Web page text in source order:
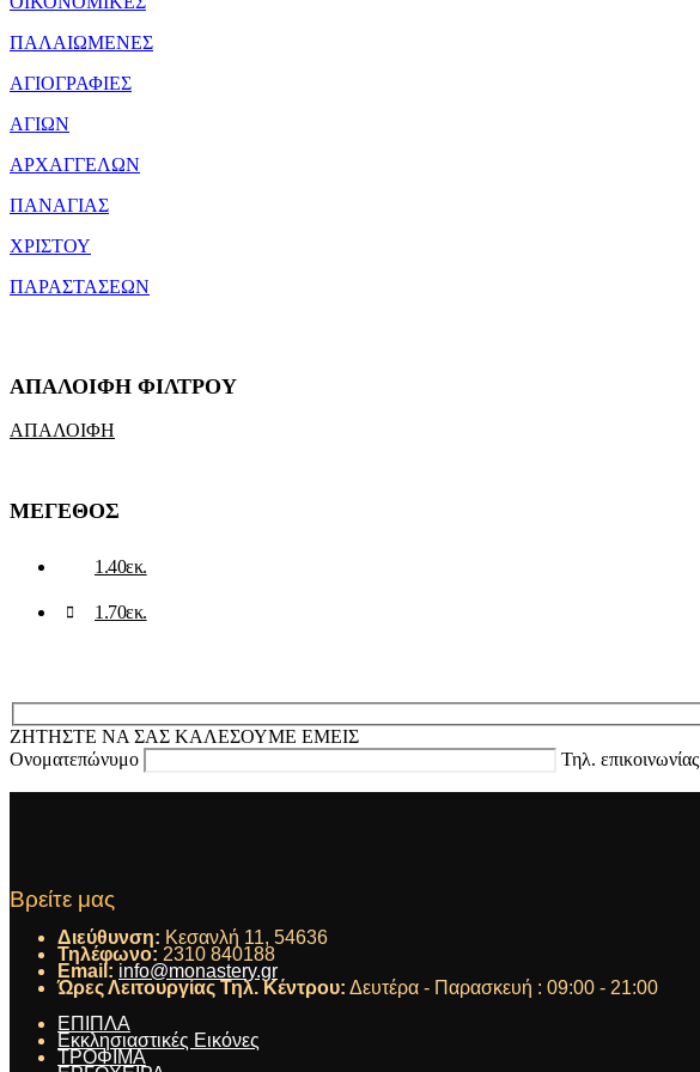
ΠΑΛΑΙΩΜΕΝΕΣ
ΑΓΙΟΓΡΑΦΙΕΣ
ΑΓΙΩΝ
ΑΡΧΑΓΓΕΛΩΝ
ΠΑΝΑΓΙΑΣ
ΧΡΙΣΤΟΥ
ΠΑΡΑΣΤΑΣΕΩΝ
ΑΠΑΛΟΙΦΗ ΦΙΛΤΡΟΥ
ΑΠΑΛΟΙΦΗ
ΜΕΓΕΘΟΣ
1.40εκ.
1.70εκ.
ΖΗΤΗΣΤΕ ΝΑ ΣΑΣ ΚΑΛΕΣΟΥΜΕ ΕΜΕΙΣ
Ονοματεπώνυμο
Τηλ. επικοινωνίας
Βρείτε μας
Διεύθυνση: Κεσανλή 11, 54636
Τηλέφωνο: 2310 840188
Email: info@monastery.gr
Ώρες Λειτουργίας Τηλ. Κέντρου: Δευτέρα - Παρασκευή : 09:00 - 21:00
ΕΠΙΠΛΑ
Εκκλησιαστικές Εικόνες
ΤΡΟΦΙΜΑ